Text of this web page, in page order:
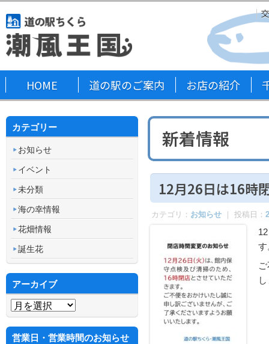
HOME 道の駅のご案内 お店の紹介
新着情報
12月26日は16時
カテゴリ： お知らせ ｜ 投稿日：
す
カテゴリー
お知らせ
イベント
未分類
海の幸情報
花畑情報
誕生花
アーカイブ
アーカイブ
営業日・営業時間のお知らせ